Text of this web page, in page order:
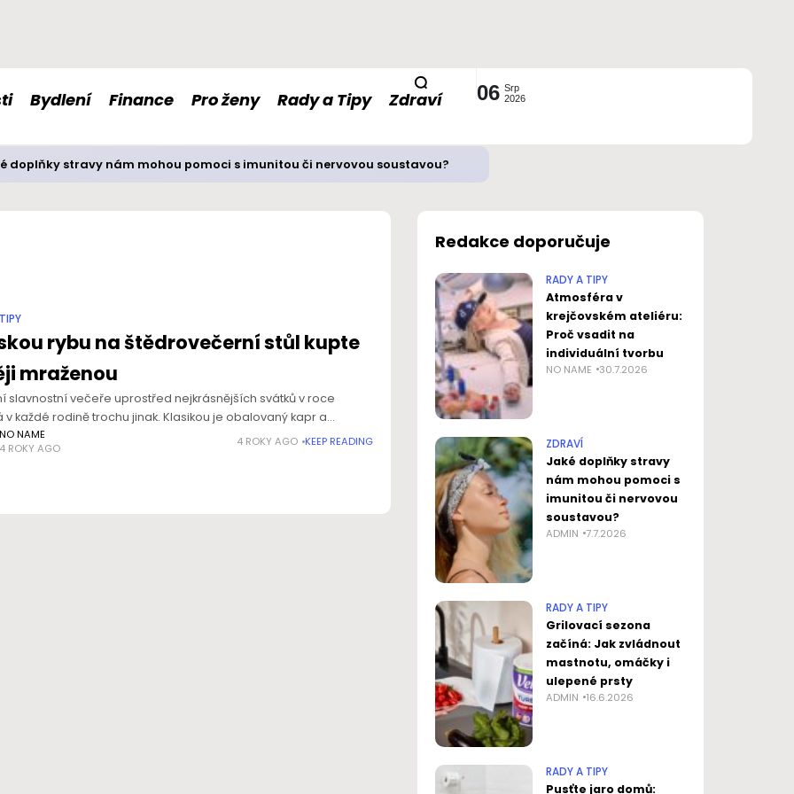
Bydlení Finance Pro ženy Rady a Tipy Zdraví 06 Srp
2026
doplňky stravy nám mohou pomoci s imunitou či nervovou soustavou?
rybu na štědrovečerní stůl kupte
mraženou
slavnostní večeře uprostřed nejkrásnějších svátků v roce
v každé rodině trochu jinak. Klasikou je obalovaný kapr a
salát, často ale sladkovodní rybu nahrazují ty mořské,
losos.
NO NAME
4 ROKY AGO
4 ROKY AGO KEEP READING
Redakce doporučuje
RADY A TIPY
Atmosféra v
krejčovském ateliéru:
Proč vsadit na
individuální tvorbu
NO NAME 30.7.2026
ZDRAVÍ
Jaké doplňky stravy
nám mohou pomoci s
imunitou či nervovou
soustavou?
ADMIN 7.7.2026
RADY A TIPY
Grilovací sezona
začíná: Jak zvládnout
mastnotu, omáčky i
ulepené prsty
ADMIN 16.6.2026
RADY A TIPY
Pusťte jaro domů: